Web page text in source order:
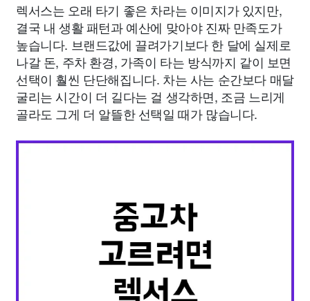
렉서스는 오래 타기 좋은 차라는 이미지가 있지만,
결국 내 생활 패턴과 예산에 맞아야 진짜 만족도가
높습니다. 브랜드값에 끌려가기보다 한 달에 실제로
나갈 돈, 주차 환경, 가족이 타는 방식까지 같이 보면
선택이 훨씬 단단해집니다. 차는 사는 순간보다 매달
굴리는 시간이 더 길다는 걸 생각하면, 조금 느리게
골라도 그게 더 알뜰한 선택일 때가 많습니다.